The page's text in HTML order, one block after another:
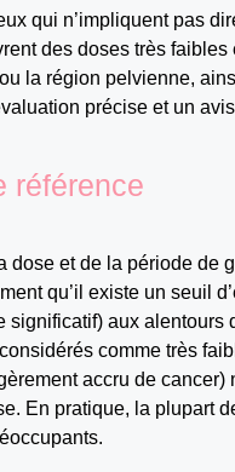
qui n’impliquent pas
des doses très faibles
la région pelvienne,
précise et un
référence
et de la période de
qu’il existe un seuil
aux alentours
comme très
accru de cancer)
En pratique, la plupart